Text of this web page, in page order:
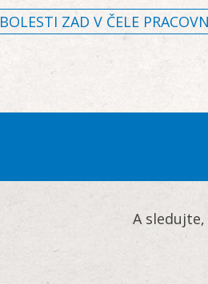
BOLESTI ZAD V ČELE
A